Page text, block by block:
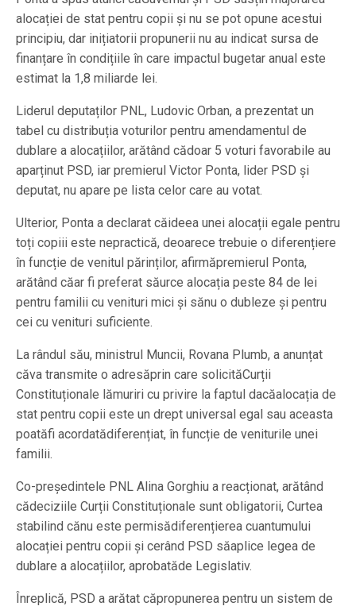
alocației de stat pentru copii și nu se pot opune acestui
principiu, dar inițiatorii propunerii nu au indicat sursa de
finanțare în condițiile în care impactul bugetar anual este
estimat la 1,8 miliarde lei.
Liderul deputaților PNL, Ludovic Orban, a prezentat un
tabel cu distribuția voturilor pentru amendamentul de
dublare a alocațiilor, arătând cădoar 5 voturi favorabile au
aparținut PSD, iar premierul Victor Ponta, lider PSD și
deputat, nu apare pe lista celor care au votat.
Ulterior, Ponta a declarat căideea unei alocații egale pentru
toți copiii este nepractică, deoarece trebuie o diferențiere
în funcție de venitul părinților, afirmăpremierul Ponta,
arătând căar fi preferat săurce alocația peste 84 de lei
pentru familii cu venituri mici și sănu o dubleze și pentru
cei cu venituri suficiente.
La rândul său, ministrul Muncii, Rovana Plumb, a anunțat
căva transmite o adresăprin care solicităCurții
Constituționale lămuriri cu privire la faptul dacăalocația de
stat pentru copii este un drept universal egal sau aceasta
poatăfi acordatădiferențiat, în funcție de veniturile unei
familii.
Co-președintele PNL Alina Gorghiu a reacționat, arătând
cădeciziile Curții Constituționale sunt obligatorii, Curtea
stabilind cănu este permisădiferențierea cuantumului
alocației pentru copii și cerând PSD săaplice legea de
dublare a alocațiilor, aprobatăde Legislativ.
Înreplică, PSD a arătat căpropunerea pentru un sistem de